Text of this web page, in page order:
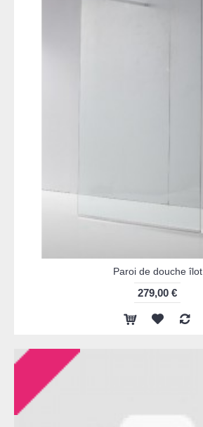
Paroi de douche îlot
279,00 €